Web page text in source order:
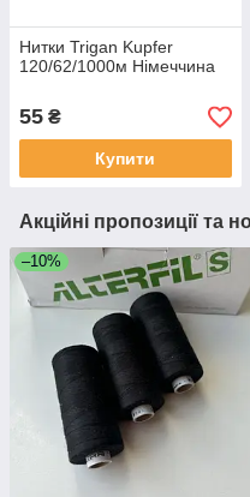
Нитки Trigan Kupfer
120/62/1000м Німеччина
55 ₴
Купити
Акційні пропозиції та
–10%